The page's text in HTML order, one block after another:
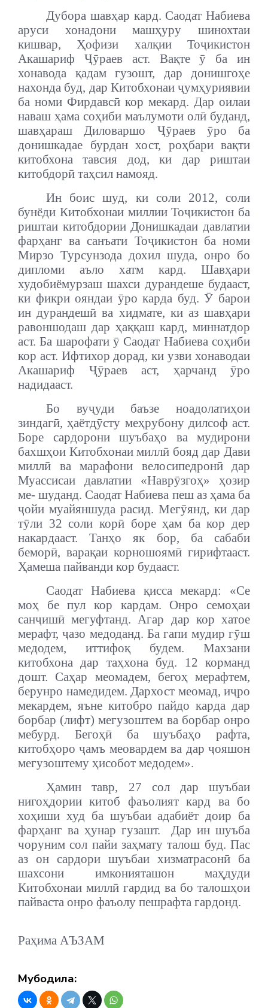
Дубора шавҳар кард. Саодат Набиева
аруси хонадони машҳуру шинохтаи
кишвар, Ҳофизи халқии Тоҷикистон
Акашариф Ҷӯраев аст. Вақте ӯ ба ин
хонавода қадам гузошт, дар донишгоҳе
нахонда буд, дар Китобхонаи ҷумҳуриявии
ба номи Фирдавсӣ кор мекард. Дар оилаи
наваш ҳама соҳиби маълумоти олӣ буданд,
шавҳараш Диловаршо Ҷӯраев ӯро ба
донишкадае бурдан хост, роҳбари вақти
китобхона тавсия дод, ки дар риштаи
китобдорӣ таҳсил намояд.
Ин боис шуд, ки соли 2012, соли
бунёди Китобхонаи миллии Тоҷикистон ба
риштаи китобдории Донишкадаи давлатии
фарҳанг ва санъати Тоҷикистон ба номи
Мирзо Турсунзода дохил шуда, онро бо
дипломи аъло хатм кард. Шавҳари
худобиёмурзаш шахси дурандеше будааст,
ки фикри ояндаи ӯро карда буд. Ӯ барои
ин дурандешӣ ва хидмате, ки аз шавҳари
равоншодаш дар ҳаққаш кард, миннатдор
аст. Ба шарофати ӯ Саодат Набиева соҳиби
кор аст. Ифтихор дорад, ки узви хонаводаи
Акашариф Ҷӯраев аст, ҳарчанд ӯро
надидааст.
Бо вуҷудибаъзе ноадолатиҳои
зиндагӣ, ҳаётдӯсту меҳрубону дилсоф аст.
Боре сардорони шуъбаҳо ва мудирони
бахшҳои Китобхонаи миллӣ бояд дар Дави
миллӣ ва марафони велосипедронӣ дар
Муассисаи давлатии «Наврӯзгоҳ» ҳозир
ме- шуданд. Саодат Набиева пеш аз ҳама ба
ҷойи муайяншуда расид. Мегӯянд, ки дар
тӯли 32 соли корӣ боре ҳам ба кор дер
накардааст. Танҳо як бор, ба сабаби
беморӣ, варақаи корношоямӣ гирифтааст.
Ҳамеша пайванди кор будааст.
Саодат Набиева қисса мекард: «Се
моҳ бе пул кор кардам. Онро семоҳаи
санҷишӣ мегуфтанд. Агар дар кор хатое
мерафт, ҷазо медоданд. Ба гапи мудир гӯш
медодем, иттифоқ будем. Махзани
китобхона дар таҳхона буд. 12 корманд
дошт. Саҳар меомадем, бегоҳ мерафтем,
берунро намедидем. Дархост меомад, иҷро
мекардем, яъне китобро пайдо карда дар
борбар (лифт) мегузоштем ва борбар онро
мебурд. Бегоҳӣ ба шуъбаҳо рафта,
китобҳоро ҷамъ меовардем ва дар ҷояшон
мегузоштему ҳисобот медодем».
Ҳамин тавр, 27 сол дар шуъбаи
нигоҳдории китоб фаъолият кард ва бо
хоҳиши худ ба шуъбаи адабиёт доир ба
фарҳанг ва ҳунар гузашт.
Дар ин шуъба
чоруним сол пайи заҳмату талош буд. Пас
аз он сардори шуъбаи хизматрасонӣ ба
шахсони имконияташон маҳдуди
Китобхонаи миллӣ гардид ва бо талошҳои
пайваста онро фаъолу пешрафта гардонд.
Раҳима АЪЗАМ
Мубодила: